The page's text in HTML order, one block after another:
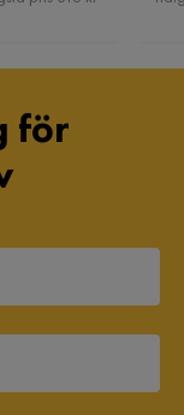
för